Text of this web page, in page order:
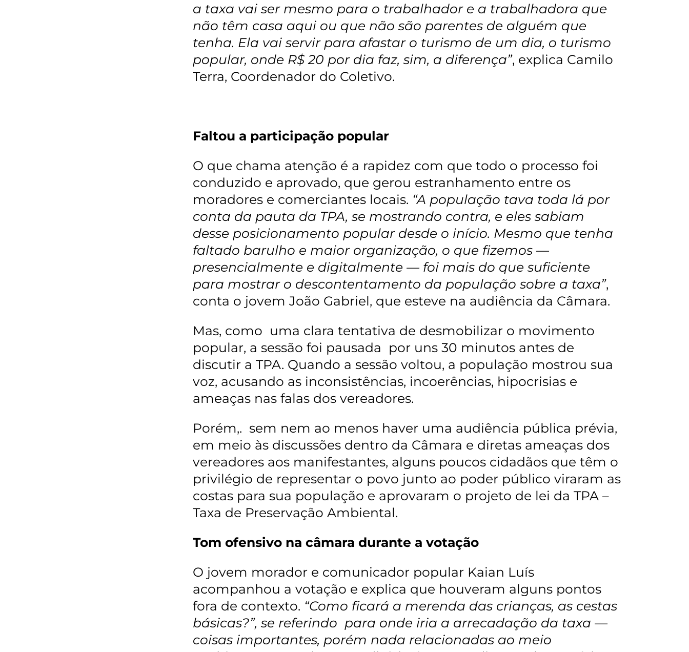
a taxa vai ser mesmo para o trabalhador e a trabalhadora que
não têm casa aqui ou que não são parentes de alguém que
tenha. Ela vai servir para afastar o turismo de um dia, o turismo
popular, onde R$ 20 por dia faz, sim, a diferença”, explica Camilo
Terra, Coordenador do Coletivo.
Faltou a participação popular
O que chama atenção é a rapidez com que todo o processo foi
conduzido e aprovado, que gerou estranhamento entre os
moradores e comerciantes locais. “A população tava toda lá por
conta da pauta da TPA, se mostrando contra, e eles sabiam
desse posicionamento popular desde o início. Mesmo que tenha
faltado barulho e maior organização, o que fizemos —
presencialmente e digitalmente — foi mais do que suficiente
para mostrar o descontentamento da população sobre a taxa”,
conta o jovem João Gabriel, que esteve na audiência da Câmara.
Mas, como uma clara tentativa de desmobilizar o movimento
popular, a sessão foi pausada por uns 30 minutos antes de
discutir a TPA. Quando a sessão voltou, a população mostrou sua
voz, acusando as inconsistências, incoerências, hipocrisias e
ameaças nas falas dos vereadores.
Porém,. sem nem ao menos haver uma audiência pública prévia,
em meio às discussões dentro da Câmara e diretas ameaças dos
vereadores aos manifestantes, alguns poucos cidadãos que têm o
privilégio de representar o povo junto ao poder público viraram as
costas para sua população e aprovaram o projeto de lei da TPA –
Taxa de Preservação Ambiental.
Tom ofensivo na câmara durante a votação
O jovem morador e comunicador popular Kaian Luís
acompanhou a votação e explica que houveram alguns pontos
fora de contexto. “Como ficará a merenda das crianças, as cestas
básicas?”, se referindo para onde iria a arrecadação da taxa —
coisas importantes, porém nada relacionadas ao meio